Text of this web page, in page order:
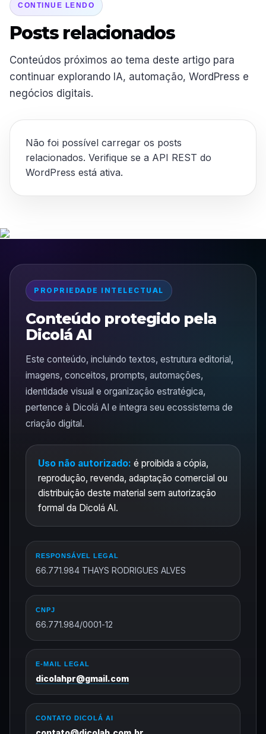
CONTINUE LENDO
Posts relacionados
Conteúdos próximos ao tema deste artigo para
continuar explorando IA, automação, WordPress e
negócios digitais.
Não foi possível carregar os posts
relacionados. Verifique se a API REST do
WordPress está ativa.
PROPRIEDADE INTELECTUAL
Conteúdo protegido pela
Dicolá AI
Este conteúdo, incluindo textos, estrutura editorial,
imagens, conceitos, prompts, automações,
identidade visual e organização estratégica,
pertence à Dicolá AI e integra seu ecossistema de
criação digital.
Uso não autorizado: é proibida a cópia,
reprodução, revenda, adaptação comercial ou
distribuição deste material sem autorização
formal da Dicolá AI.
RESPONSÁVEL LEGAL
66.771.984 THAYS RODRIGUES ALVES
CNPJ
66.771.984/0001-12
E-MAIL LEGAL
dicolahpr@gmail.com
CONTATO DICOLÁ AI